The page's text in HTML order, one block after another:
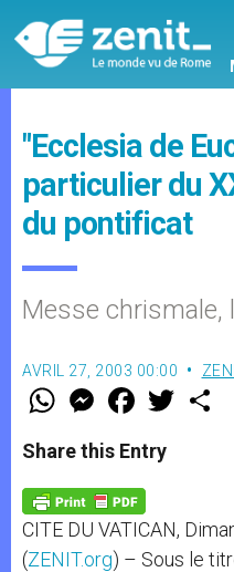
"Ecclesia de
particulier du
du pontificat
Messe chrismale,
AVRIL 27, 2003 00:00
W
t
s
p
p
M
e
s
e
g
e
r
F
a
e
b
o
k
w
Share this Entry
CITE DU VATICAN,
(ZENIT.org) – Sous le